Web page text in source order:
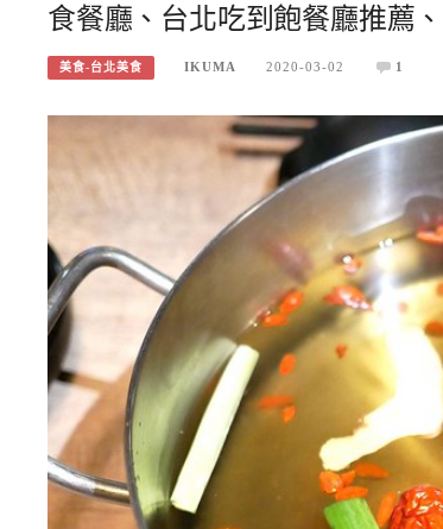
食餐廳、台北吃到飽餐廳推薦
美食-台北美食 IKUMA 2020-03-02 1